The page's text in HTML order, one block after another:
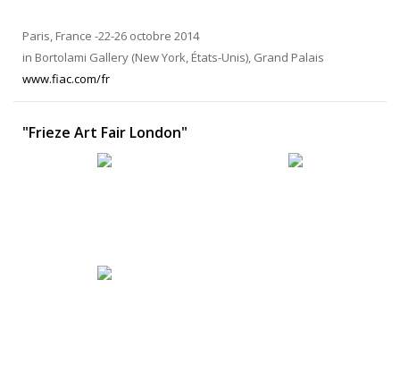
Paris, France -22-26 octobre 2014
in Bortolami Gallery (New York, États-Unis), Grand Palais
www.fiac.com/fr
"Frieze Art Fair London"